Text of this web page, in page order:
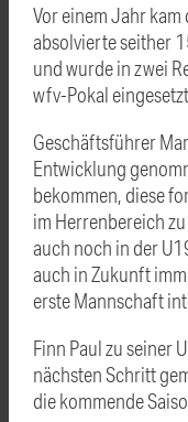
Vor einem Jahr
absolvierte seither
und wurde in zwei
wfv-Pokal
Geschäftsführer
Entwicklung
bekommen, diese
im Herrenbereich
auch noch in der
auch in Zukunft
erste Mannschaft
Finn Paul zu seiner
nächsten Schritt
die kommende